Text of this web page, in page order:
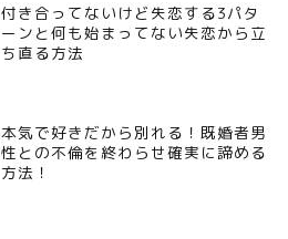
付き合ってないけど失恋する3パタ
ーンと何も始まってない失恋から立
ち直る方法
本気で好きだから別れる！既婚者男
性との不倫を終わらせ確実に諦める
方法！